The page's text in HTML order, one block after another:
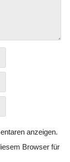
anzeigen.
Browser für